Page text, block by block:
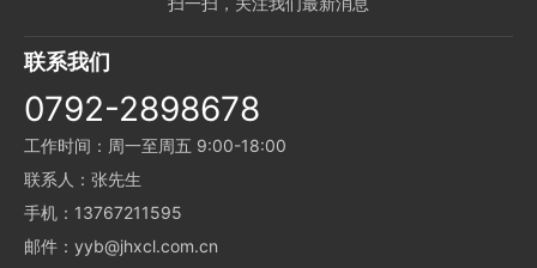
联系我们
0792-2898678
工作时间：周一至周五 9:00-18:00
联系人：张先生
手机：13767211595
邮件：yyb@jhxcl.com.cn